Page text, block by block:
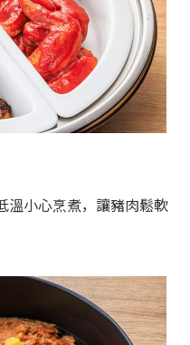
溫小心烹煮，讓豬肉鬆軟